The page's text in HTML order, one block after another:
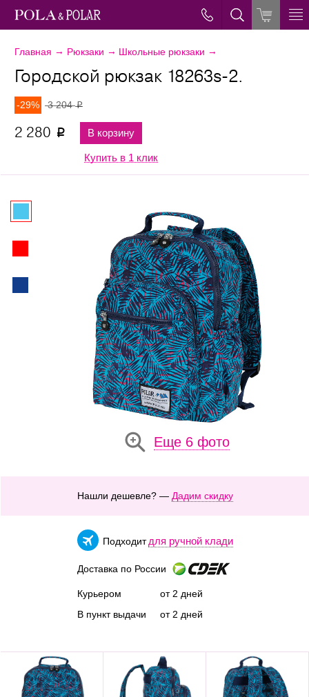
Главная → Рюкзаки → Школьные рюкзаки →
Еще 6 фото
Городской рюкзак 18263s-2.
-29% 3 204p
2 280 p В корзину
Купить в 1 клик
Нашли дешевле? — Дадим скидку
Подходит для ручной клади
Доставка по России
Курьером
В пункт выдачи
от 2 дней
от 2 дней